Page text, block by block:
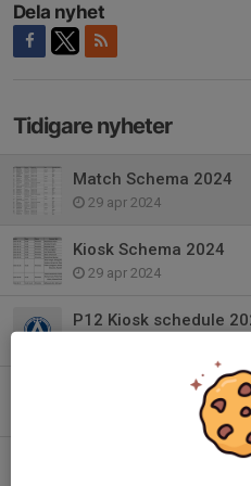
Dela nyhet
Tidigare nyheter
Match Schema 2024
29 apr 2024
Kiosk Schema 2024
29 apr 2024
P12 Kiosk schedule
Hej alla föräldrar i
To all parents in P12